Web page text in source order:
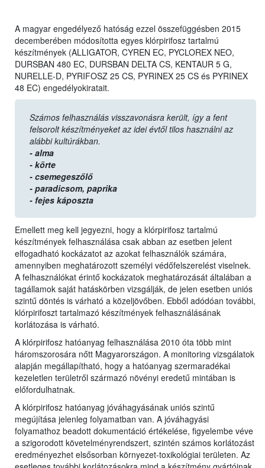
A magyar engedélyező hatóság ezzel összefüggésben 2015
decemberében módosította egyes klórpirifosz tartalmú
készítmények (ALLIGATOR, CYREN EC, PYCLOREX NEO,
DURSBAN 480 EC, DURSBAN DELTA CS, KENTAUR 5 G,
NURELLE-D, PYRIFOSZ 25 CS, PYRINEX 25 CS és PYRINEX
48 EC) engedélyokiratait.
Számos felhasználás visszavonásra került, így a fent
felsorolt készítményeket az idei évtől tilos használni az
alábbi kultúrákban.
- alma
- körte
- csemegeszőlő
- paradicsom, paprika
- fejes káposzta
Emellett meg kell jegyezni, hogy a klórpirifosz tartalmú
készítmények felhasználása csak abban az esetben jelent
elfogadható kockázatot az azokat felhasználók számára,
amennyiben meghatározott személyi védőfelszerelést viselnek.
A felhasználókat érintő kockázatok meghatározását általában a
tagállamok saját hatáskörben vizsgálják, de jelen esetben uniós
szintű döntés is várható a közeljövőben. Ebből adódóan további,
klórpirifoszt tartalmazó készítmények felhasználásának
korlátozása is várható.
A klórpirifosz hatóanyag felhasználása 2010 óta több mint
háromszorosára nőtt Magyarországon. A monitoring vizsgálatok
alapján megállapítható, hogy a hatóanyag szermaradékai
kezeletlen területről származó növényi eredetű mintában is
előfordulhatnak.
A klórpirifosz hatóanyag jóváhagyásának uniós szintű
megújítása jelenleg folyamatban van. A jóváhagyási
folyamathoz beadott dokumentáció értékelése, figyelembe véve
a szigorodott követelményrendszert, szintén számos korlátozást
eredményezhet elsősorban környezet-toxikológiai területen. Az